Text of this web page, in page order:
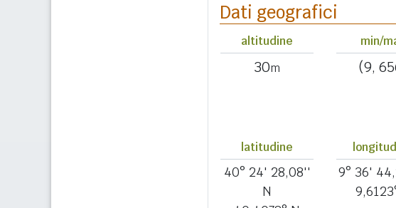
Dati geografici
altitudine
30m
min/
(9,
latitudine
40° 24' 28,08''
N
9° 36'